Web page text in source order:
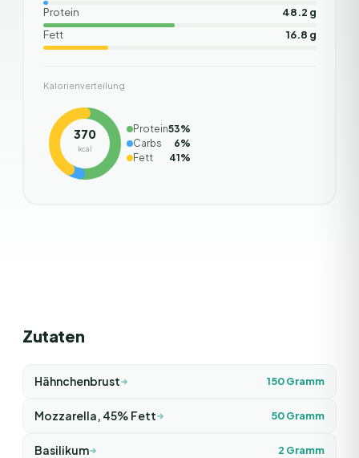
Protein
48.2 g
Fett
16.8 g
Kalorienverteilung
370
kcal
Protein53%
Carbs
6%
Fett
41%
Zutaten
Hähnchenbrust 150Gramm
Mozzarella, 45% Fett 50Gramm
Basilikum 2 Gramm